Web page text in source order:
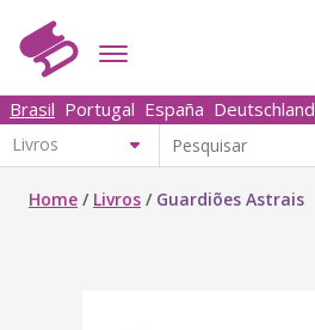
Brasil Portugal España Deutschland
Home / Livros / Guardiões Astrais